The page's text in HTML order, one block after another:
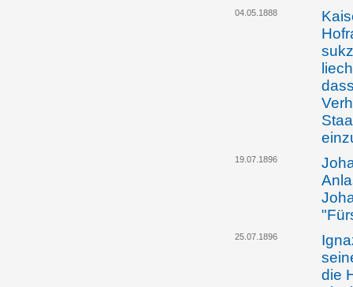
04.05.1888
19.07.1896
25.07.1896
die